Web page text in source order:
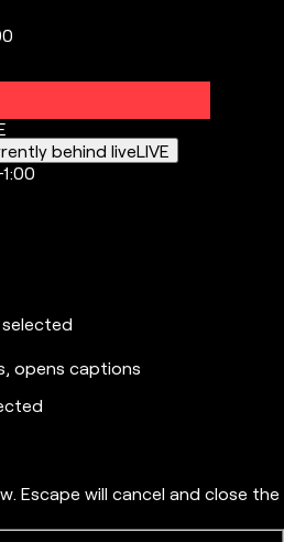
behind liveLIVE
1:00
selected
, opens captions
Escape will cancel and close the